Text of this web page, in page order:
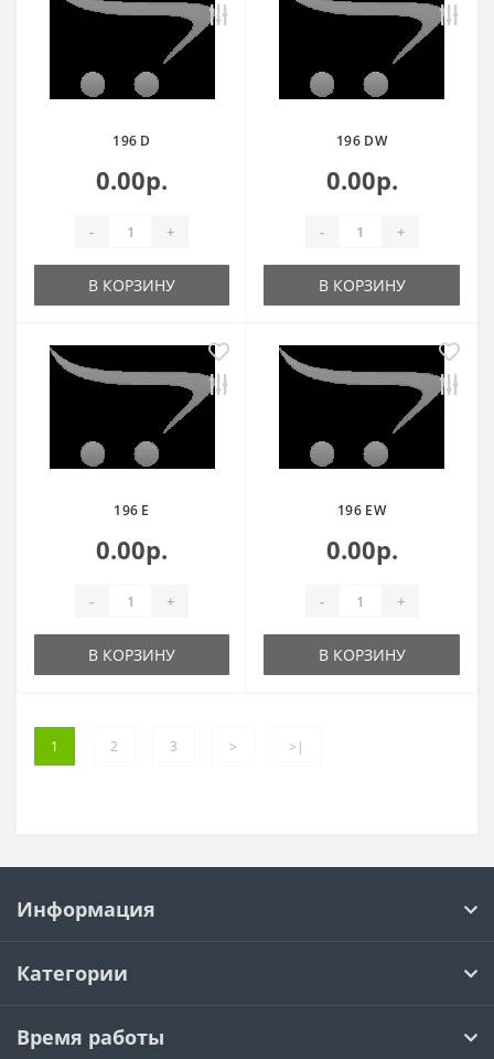
196 D
0.00р.
- +
В КОРЗИНУ
196 DW
0.00р.
- +
В КОРЗИНУ
196 E
0.00р.
- +
В КОРЗИНУ
196 EW
0.00р.
- +
В КОРЗИНУ
1 2 3 > >|
Информация
Категории
Время работы